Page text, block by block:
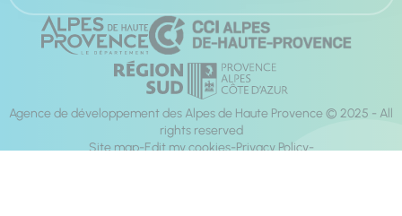
Agence de développement des Alpes de Haute Provence © 2025 - All
rights reserved
Site map Edit my cookies Privacy Policy